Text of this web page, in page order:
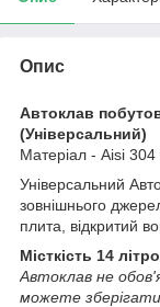
Опис
Автоклав
(Універсальний)
Матеріал - Aisi
Універсальний
зовнішнього
плита, відкритий
Місткість 14
Автоклав не
можете зберігати